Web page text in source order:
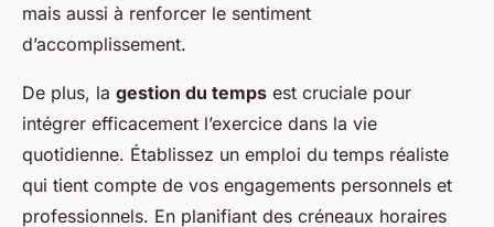
mais aussi à renforcer le sentiment
d’accomplissement.
De plus, la gestion du temps est cruciale pour
intégrer efficacement l’exercice dans la vie
quotidienne. Établissez un emploi du temps réaliste
qui tient compte de vos engagements personnels et
professionnels. En planifiant des créneaux horaires